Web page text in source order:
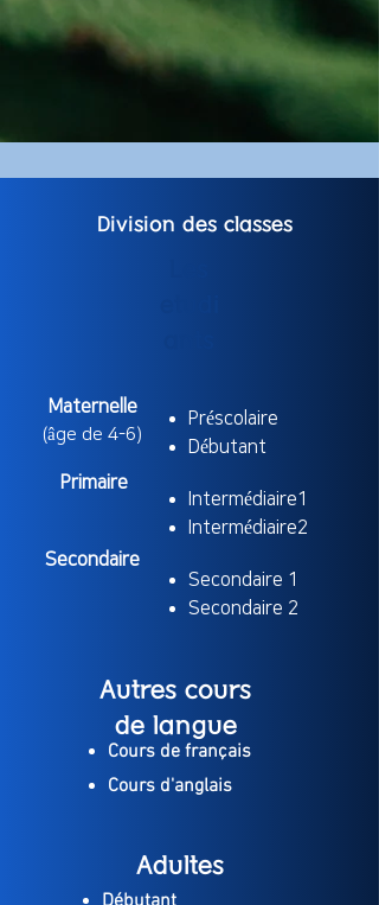
Division des classes
Maternelle
(âge de 4-6)
Primaire
Secondaire
Préscolaire
Débutant
Intermédiaire1
Intermédiaire2
Secondaire 1
Secondaire 2
Autres cours
de langue
Cours de français
Cours d'anglais
Adultes